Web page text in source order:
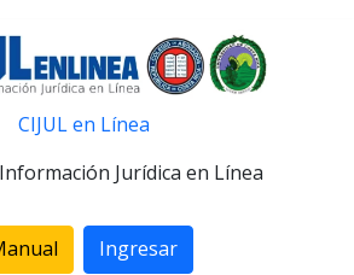
CIJUL en Línea
Jurídica en Línea
Ingresar